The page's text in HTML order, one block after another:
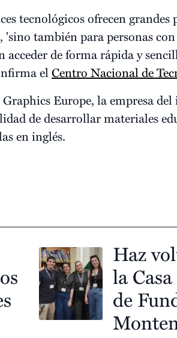
tecnológicos ofrecen
'sino también para personas
acceder de forma rápida y
elCentro Nacional de
Europe, la empresa
de desarrollar materiales
en inglés.
Haz
la
de